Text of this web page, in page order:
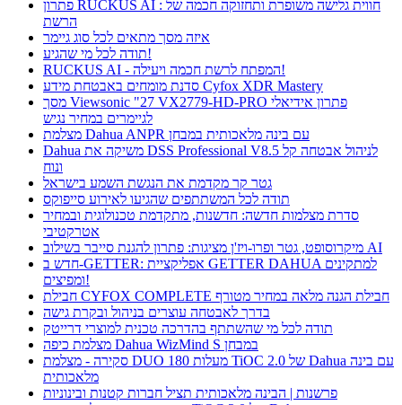
פתרון RUCKUS AI : חווית גלישה משופרת ותחזוקה חכמה של
הרשת
איזה מסך מתאים לכל סוג גיימר
תודה לכל מי שהגיע!
RUCKUS AI - המפתח לרשת חכמה ויעילה!
סדנת מומחים באבטחת מידע Cyfox XDR Mastery
מסך Viewsonic "27 VX2779-HD-PRO פתרון אידיאלי
לגיימרים במחיר נגיש
מצלמת Dahua ANPR עם בינה מלאכותית במבחן
Dahua משיקה את DSS Professional V8.5 לניהול אבטחה קל
ונוח
גטר קר מקדמת את הנגשת השמע בישראל
תודה לכל המשתתפים שהגיעו לאירוע סייפוקס
סדרת מצלמות חדשה: חדשנות, מתקדמת טכנולוגית ובמחיר
אטרקטיבי
מיקרוסופט, גטר ופרו-ויז'ן מציגות: פתרון להגנת סייבר בשילוב AI
חדש ב-GETTER: אפליקציית GETTER DAHUA למתקינים
ומפיצים!
חבילת CYFOX COMPLETE חבילת הגנה מלאה במחיר מטורף
בדרך לאבטחה עוצרים בניהול ובקרת גישה
תודה לכל מי שהשתתף בהדרכה טכנית למוצרי דרייטק
מצלמת כיפה Dahua WizMind S במבחן
סקירה - מצלמת DUO 180 מעלות TiOC 2.0 של Dahua עם בינה
מלאכותית
פרשנות | הבינה מלאכותית תציל חברות קטנות ובינוניות